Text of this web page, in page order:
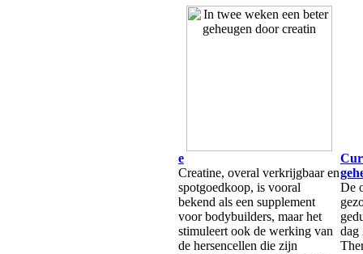
e
Creatine, overal verkrijgbaar en
spotgoedkoop, is vooral
bekend als een supplement
voor bodybuilders, maar het
stimuleert ook de werking van
de hersencellen die zijn
De
dag